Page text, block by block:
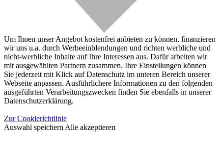
Um Ihnen unser Angebot kostenfrei anbieten zu können, finanzieren
wir uns u.a. durch Werbeeinblendungen und richten werbliche und
nicht-werbliche Inhalte auf Ihre Interessen aus. Dafür arbeiten wir
mit ausgewählten Partnern zusammen. Ihre Einstellungen können
Sie jederzeit mit Klick auf Datenschutz im unteren Bereich unserer
Webseite anpassen. Ausführlichere Informationen zu den folgenden
ausgeführten Verarbeitungszwecken finden Sie ebenfalls in unserer
Datenschutzerklärung.
Zur Cookierichtlinie
Auswahl speichern Alle akzeptieren